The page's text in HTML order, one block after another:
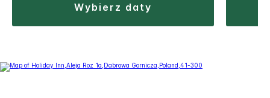
wybierz daty